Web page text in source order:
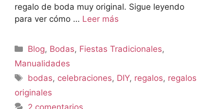
regalo de boda muy original. Sigue leyendo
para ver cómo … Leer más
Blog, Bodas, Fiestas Tradicionales,
Manualidades
bodas, celebraciones, DIY, regalos, regalos
originales
2 comentarios